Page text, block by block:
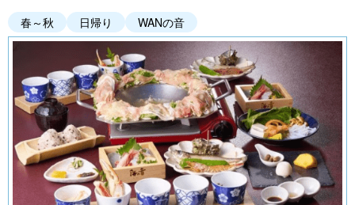
春～秋 日帰り WANの音